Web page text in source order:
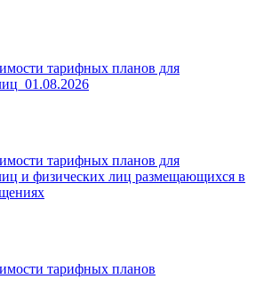
тарифных планов для
тарифных планов для
и физических лиц размещающихся в
тарифных планов